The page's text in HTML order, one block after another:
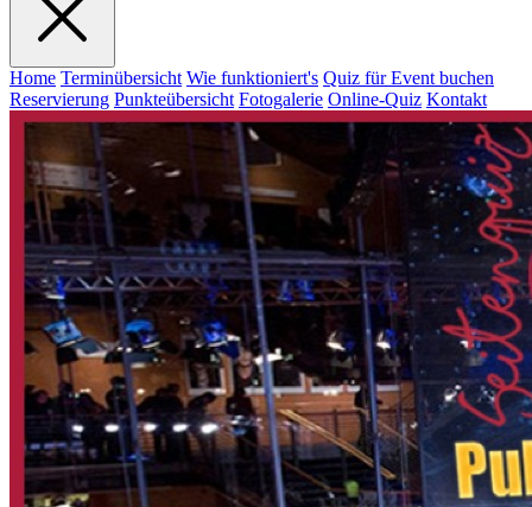
Home Terminübersicht Wie funktioniert's Quiz für Event buchen
Reservierung Punkteübersicht Fotogalerie Online-Quiz Kontakt